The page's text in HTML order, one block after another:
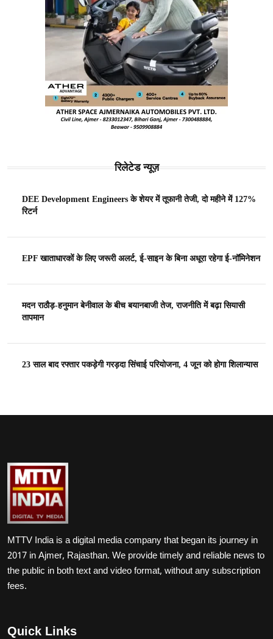
रिलेटेड न्यूज़
DEE Development Engineers के शेयर में तूफानी तेजी, दो महीने में 127%
रिटर्न
EPF खाताधारकों के लिए जरूरी अलर्ट, ई-साइन के बिना अधूरा रहेगा ई-नॉमिनेशन
मदन राठौड़-हनुमान बेनीवाल के बीच बयानबाजी तेज, राजनीति में बढ़ा सियासी
तापमान
23 साल बाद रफ्तार पकड़ेगी गरड़दा सिंचाई परियोजना, 4 जून को होगा शिलान्यास
MTTV India is a digital media company that began its journey in
2017 in Ajmer, Rajasthan. We provide timely and reliable news to
the public in both text and video format, without any subscription
fees.
Quick Links